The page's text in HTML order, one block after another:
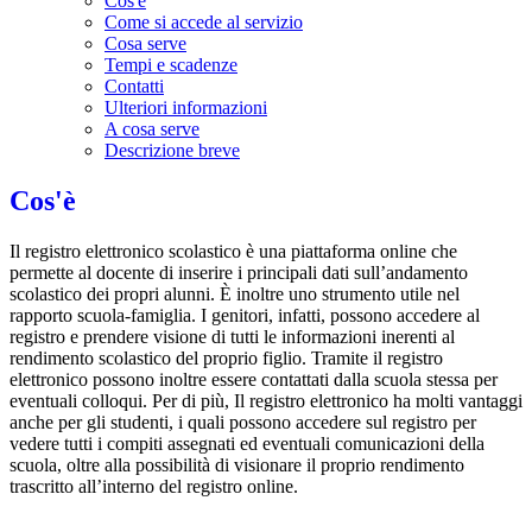
Come si accede al servizio
Cosa serve
Tempi e scadenze
Contatti
Ulteriori informazioni
A cosa serve
Descrizione breve
Cos'è
Il registro elettronico scolastico è una piattaforma online che
permette al docente di inserire i principali dati sull’andamento
scolastico dei propri alunni. È inoltre uno strumento utile nel
rapporto scuola-famiglia. I genitori, infatti, possono accedere al
registro e prendere visione di tutti le informazioni inerenti al
rendimento scolastico del proprio figlio. Tramite il registro
elettronico possono inoltre essere contattati dalla scuola stessa per
eventuali colloqui. Per di più, Il registro elettronico ha molti vantaggi
anche per gli studenti, i quali possono accedere sul registro per
vedere tutti i compiti assegnati ed eventuali comunicazioni della
scuola, oltre alla possibilità di visionare il proprio rendimento
trascritto all’interno del registro online.